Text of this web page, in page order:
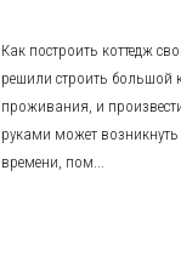
Как построить коттедж
решили строить большой
проживания, и
руками может
времени, пом...